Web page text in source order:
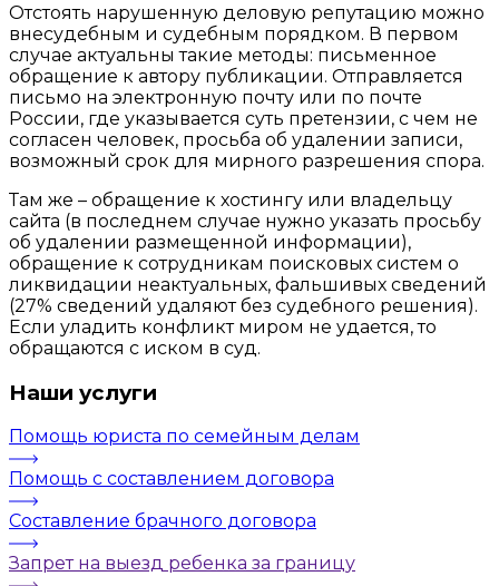
Отстоять нарушенную деловую репутацию можно
внесудебным и судебным порядком. В первом
случае актуальны такие методы: письменное
обращение к автору публикации. Отправляется
письмо на электронную почту или по почте
России, где указывается суть претензии, с чем не
согласен человек, просьба об удалении записи,
возможный срок для мирного разрешения спора.
Там же – обращение к хостингу или владельцу
сайта (в последнем случае нужно указать просьбу
об удалении размещенной информации),
обращение к сотрудникам поисковых систем о
ликвидации неактуальных, фальшивых сведений
(27% сведений удаляют без судебного решения).
Если уладить конфликт миром не удается, то
обращаются с иском в суд.
Наши услуги
Помощь юриста по семейным делам
Помощь с составлением договора
Составление брачного договора
Запрет на выезд ребенка за границу